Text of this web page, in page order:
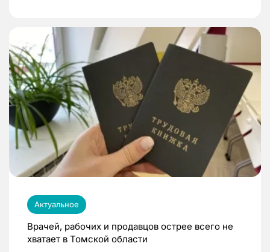
Актуальное
Врачей, рабочих и продавцов острее всего не
хватает в Томской области